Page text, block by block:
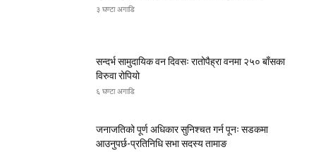
३ घण्टा अगाडि
सन्दर्भ सामुदायिक वन दिवसः रातोपैह्रा वनमा २५० बाँसका
विरुवा रोपियो
६ घण्टा अगाडि
जनाजतिको पूर्ण अधिकार सुनिश्चत गर्न पूनः सडकमा
आउनुपर्छ-प्रतिनिधि सभा सदस्य तामाङ